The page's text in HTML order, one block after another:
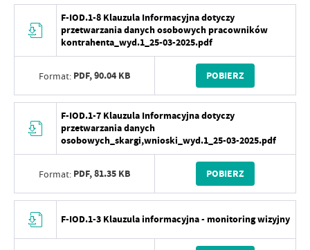
F-IOD.1-8 Klauzula Informacyjna dotyczy
przetwarzania danych osobowych pracowników
kontrahenta_wyd.1_25-03-2025.pdf
Format: PDF,90.04 KB POBIERZ
F-IOD.1-7 Klauzula Informacyjna dotyczy
przetwarzania danych
osobowych_skargi,wnioski_wyd.1_25-03-2025.pdf
Format: PDF,81.35 KB POBIERZ
F-IOD.1-3 Klauzula informacyjna - monitoring wizyjny